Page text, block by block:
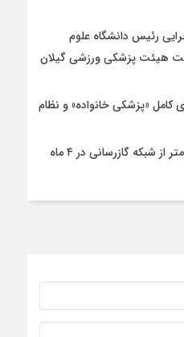
رئیس دانشگاه علوم
هیئت پزشکی ورزشی گیلان
کامل «پزشکی خانواده» و نظام
نشت یابی ۸ هزار و ۷۰۰ کیلومتر از شبکه گازرسانی در ۴ ماه